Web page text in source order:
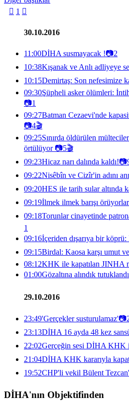
 1 
30.10.2016
11:00DİHA susmayacak !📷2
10:38Kışanak ve Anlı adliyeye
10:15Demirtaş: Son nefesimize
09:30Şüpheli asker ölümleri:
📷1
09:27Batman Cezaevi'nde
📷4🎬
09:25Sınırda öldürülen
örtülüyor📷5🎬
09:23Hicaz narı dalında kaldı!📷
09:22Nisêbîn ve Cizîr'in adını
09:20HES ile tarih sular altında
09:19İlmek ilmek barışı örüyorlar
09:18Torunlar cinayetinde
1
09:16İçeriden dışarıya bir
09:15Birdal: Kaosa karşı umut
08:12KHK ile kapatılan JINHA
01:00Gözaltına alındık
29.10.2016
23:49'Gerçekler susturulamaz'📷
23:13DİHA 16 ayda 48 kez
22:02Gerçeğin sesi DİHA KHK
21:04DİHA KHK kararıyla
19:52CHP'li vekil Bülent
DİHA'nın Objektifinden